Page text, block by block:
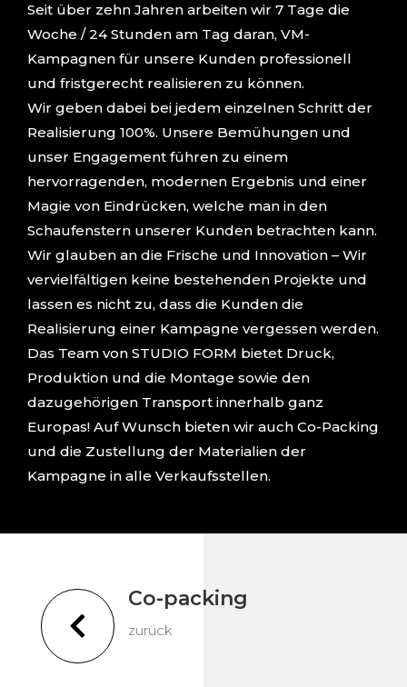
Seit über zehn Jahren arbeiten wir 7 Tage die
Woche / 24 Stunden am Tag daran, VM-
Kampagnen für unsere Kunden professionell
und fristgerecht realisieren zu können.
Wir geben dabei bei jedem einzelnen Schritt der
Realisierung 100%. Unsere Bemühungen und
unser Engagement führen zu einem
hervorragenden, modernen Ergebnis und einer
Magie von Eindrücken, welche man in den
Schaufenstern unserer Kunden betrachten kann.
Wir glauben an die Frische und Innovation – Wir
vervielfältigen keine bestehenden Projekte und
lassen es nicht zu, dass die Kunden die
Realisierung einer Kampagne vergessen werden.
Das Team von STUDIO FORM bietet Druck,
Produktion und die Montage sowie den
dazugehörigen Transport innerhalb ganz
Europas! Auf Wunsch bieten wir auch Co-Packing
und die Zustellung der Materialien der
Kampagne in alle Verkaufsstellen.

Co-packing
zurück